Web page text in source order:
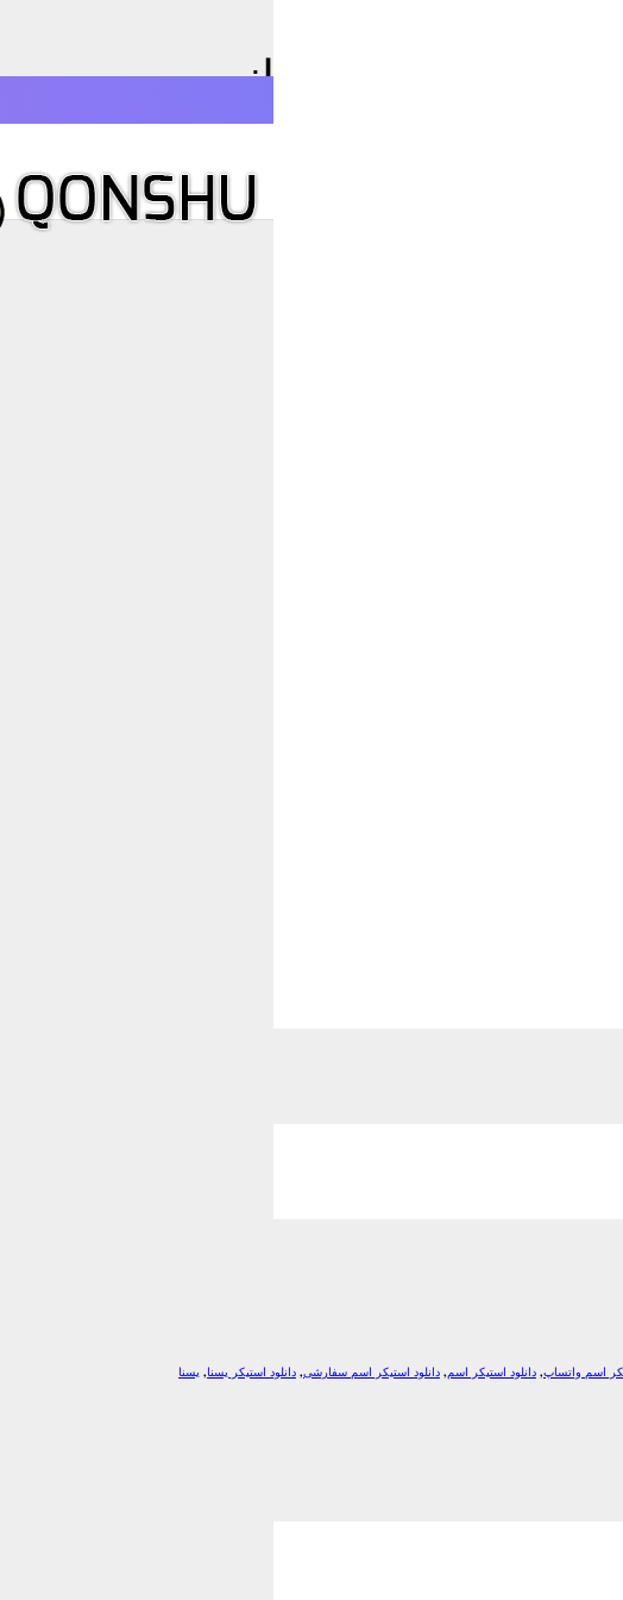
تورکی آذربایجانی
اسم واتساپ, دانلود استیکر اسم, دانلود استیکر اسم سفارشی, دانلود استیکر یسنا, یسنا